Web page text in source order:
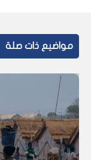
مواضيع ذات صلة